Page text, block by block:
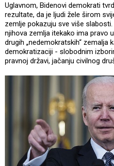
Uglavnom, Bidenovi demokrati
rezultate, da je ljudi žele širom
zemlje pokazuju sve više
njihova zemlja itekako ima pravo
drugih „nedemokratskih“ zemalja
demokratizaciji - slobodnim
pravnoj državi, jačanju civilnog